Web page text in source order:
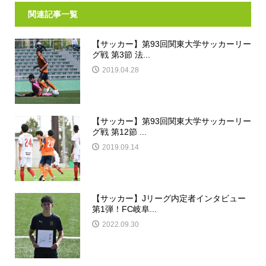
関連記事一覧
【サッカー】第93回関東大学サッカーリー
グ戦 第3節 法...
2019.04.28
【サッカー】第93回関東大学サッカーリー
グ戦 第12節 ...
2019.09.14
【サッカー】Jリーグ内定者インタビュー
第1弾！FC岐阜...
2022.09.30